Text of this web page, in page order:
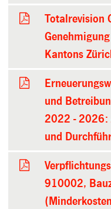
Totalrevision
Kantons
und
2022 - 2026:
und
910002,